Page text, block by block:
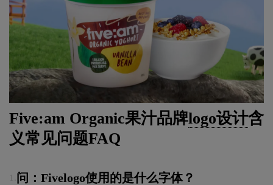
Five:am Organic果汁品牌logo设计含
义常见问题FAQ
问：Fivelogo使用的是什么字体？